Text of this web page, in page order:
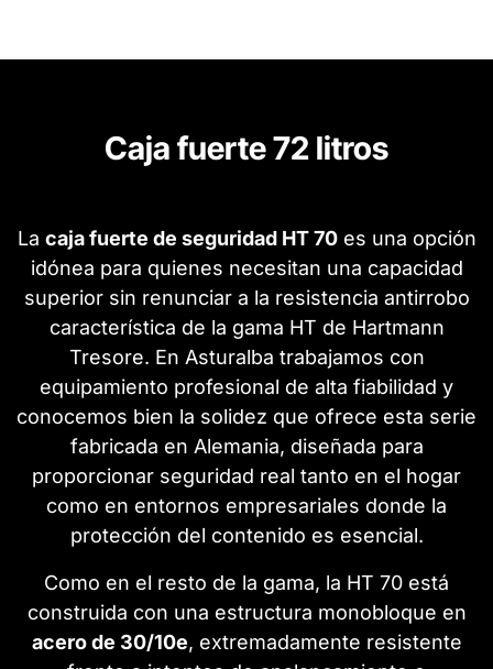
Caja fuerte 72 litros
La caja fuerte de seguridad HT 70es una opción
idónea para quienes necesitan una capacidad
superior sin renunciar a la resistencia antirrobo
característica de la gama HT de Hartmann
Tresore. En Asturalba trabajamos con
equipamiento profesional de alta fiabilidad y
conocemos bien la solidez que ofrece esta serie
fabricada en Alemania, diseñada para
proporcionar seguridad real tanto en el hogar
como en entornos empresariales donde la
protección del contenido es esencial.
Como en el resto de la gama, la HT 70 está
construida con una estructura monobloque en
acero de 30/10e, extremadamente resistente